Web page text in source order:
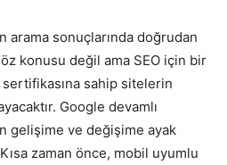
arama sonuçlarında doğrudan
konusu değil ama SEO için bir
sahip sitelerin
Google devamlı
gelişime ve değişime ayak
zaman önce, mobil uyumlu